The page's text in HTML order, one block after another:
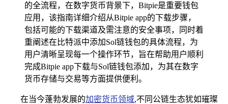
的全流程，在数字货币背景下，Bitpie是重要钱包
应用，该指南详细介绍从Bitpie app的下载步骤，
包括可能的下载渠道及需注意的安全事项，同时着
重阐述在比特派中添加Sol链钱包的具体流程，为
用户清晰呈现每一个操作环节，旨在帮助用户顺利
完成Bitpie app下载与Sol链钱包添加，为其在数字
货币存储与交易等方面提供便利。
在当今蓬勃发展的加密货币领域,不同公链生态犹如璀璨